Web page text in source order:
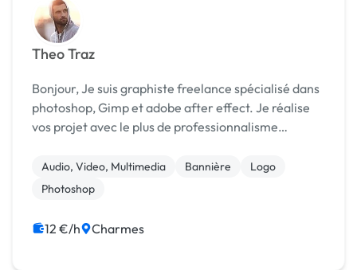
Theo Traz
Bonjour, Je suis graphiste freelance spécialisé dans
photoshop, Gimp et adobe after effect. Je réalise
vos projet avec le plus de professionnalisme
Audio, Video, Multimedia Bannière
Logo
Photoshop
12 €/h Charmes